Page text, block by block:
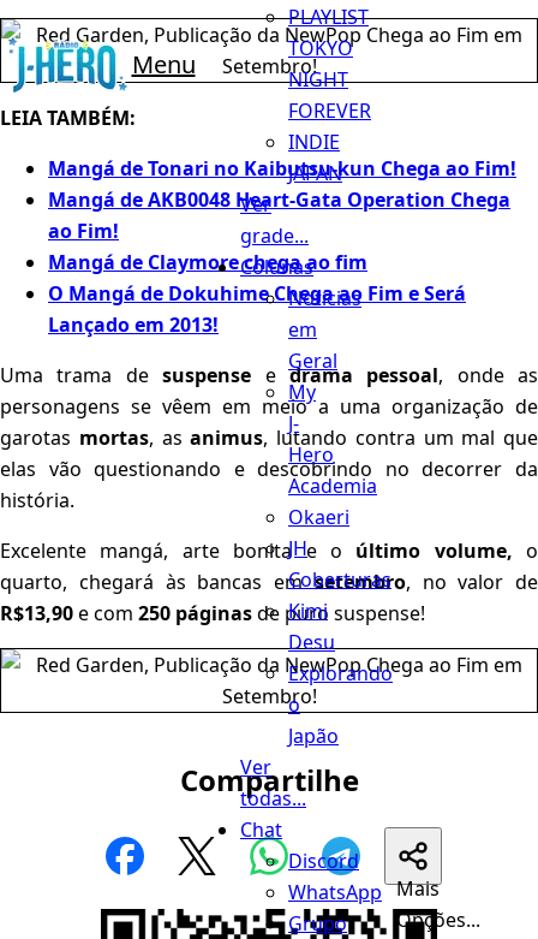
Menu
PLAYLIST
TOKYO
NIGHT
FOREVER
INDIE
JAPAN
Ver
grade...
Colunas
Notícias
em
Geral
My
J-
Hero
Academia
Okaeri
JH
Coberturas
Kimi
Desu
Explorando
o
Japão
Ver
todas...
Chat
Discord
WhatsApp
Grupo
LEIA TAMBÉM:
Mangá de Tonari no Kaibutsu-kun Chega ao Fim!
Mangá de AKB0048 Heart-Gata Operation Chega
ao Fim!
Mangá de Claymore chega ao fim
O Mangá de Dokuhime Chega ao Fim e Será
Lançado em 2013!
Uma trama desuspense edrama pessoal, onde as
personagens se vêem em meio a uma organização de
garotas mortas, asanimus, lutando contra um mal que
elas vão questionando e descobrindo no decorrer da
história.
Excelente mangá, arte bonita e o último volume, o
quarto, chegará às bancas emsetembro, no valor de
R$13,90e com 250 páginasde puro suspense!
Compartilhe
Mais
Opções...